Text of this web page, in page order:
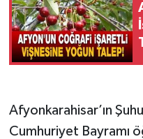
Afyonkarahisar’ın
Cumhuriyet Bayramı